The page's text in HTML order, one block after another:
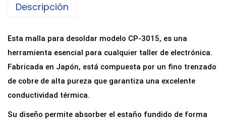
d
D
e
s
o
l
Descripción
Esta malla para desoldar modelo CP-3015, es una
herramienta esencial para cualquier taller de electrónica.
Fabricada en Japón, está compuesta por un fino trenzado
de cobre de alta pureza que garantiza una excelente
conductividad térmica.
Su diseño permite absorber el estaño fundido de forma